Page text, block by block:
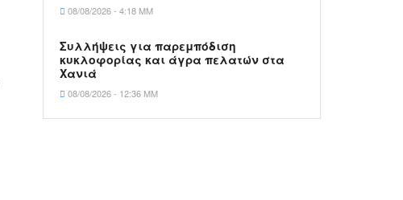
08/08/2026 - 4:18 ΜΜ
Συλλήψεις για παρεμπόδιση
κυκλοφορίας και άγρα πελατών στα
Χανιά
08/08/2026 - 12:36 ΜΜ